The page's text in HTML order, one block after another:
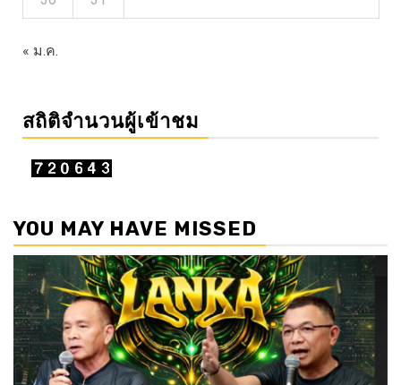
« ม.ค.
สถิติจำนวนผู้เข้าชม
YOU MAY HAVE MISSED